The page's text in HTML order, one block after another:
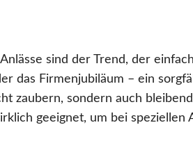
sind der Trend, der
das Firmenjubiläum – ein
zaubern, sondern auch
geeignet, um bei speziellen